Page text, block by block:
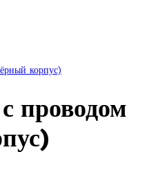
корпус)
проводом